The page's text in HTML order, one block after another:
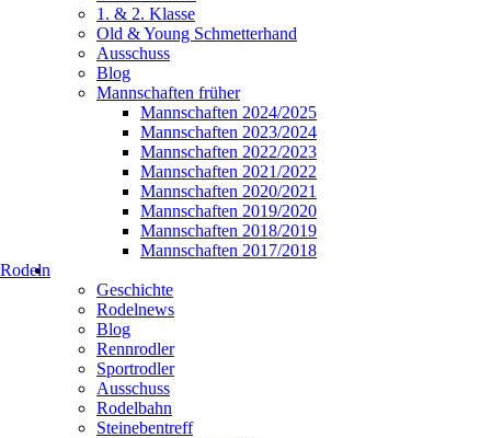
1. & 2. Klasse
Old & Young Schmetterhand
Ausschuss
Blog
Mannschaften früher
Mannschaften 2024/2025
Mannschaften 2023/2024
Mannschaften 2022/2023
Mannschaften 2021/2022
Mannschaften 2020/2021
Mannschaften 2019/2020
Mannschaften 2018/2019
Mannschaften 2017/2018
Rodeln
Geschichte
Rodelnews
Blog
Rennrodler
Sportrodler
Ausschuss
Rodelbahn
Steinebentreff